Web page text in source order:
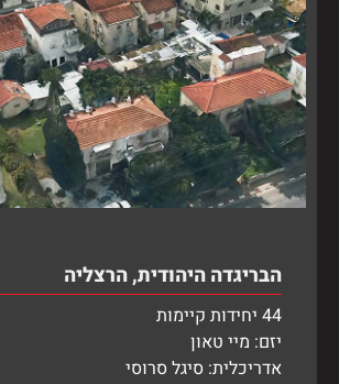
הבריגדה היהודית, הרצליה
44 יחידות קיימות
יזם: מיי טאון
אדריכלית: סיגל סרוסי